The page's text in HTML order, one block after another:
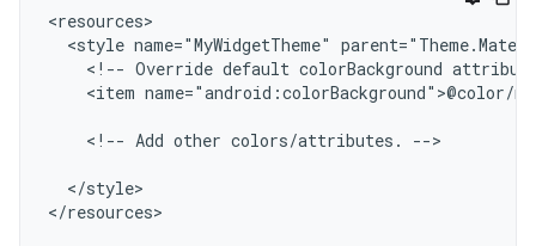
<style name="MyWidgetTheme"
<!-- Override default colorBackground
<item name="android:colorBackground">@color/
<!-- Add other colors/attributes. -->
</style>